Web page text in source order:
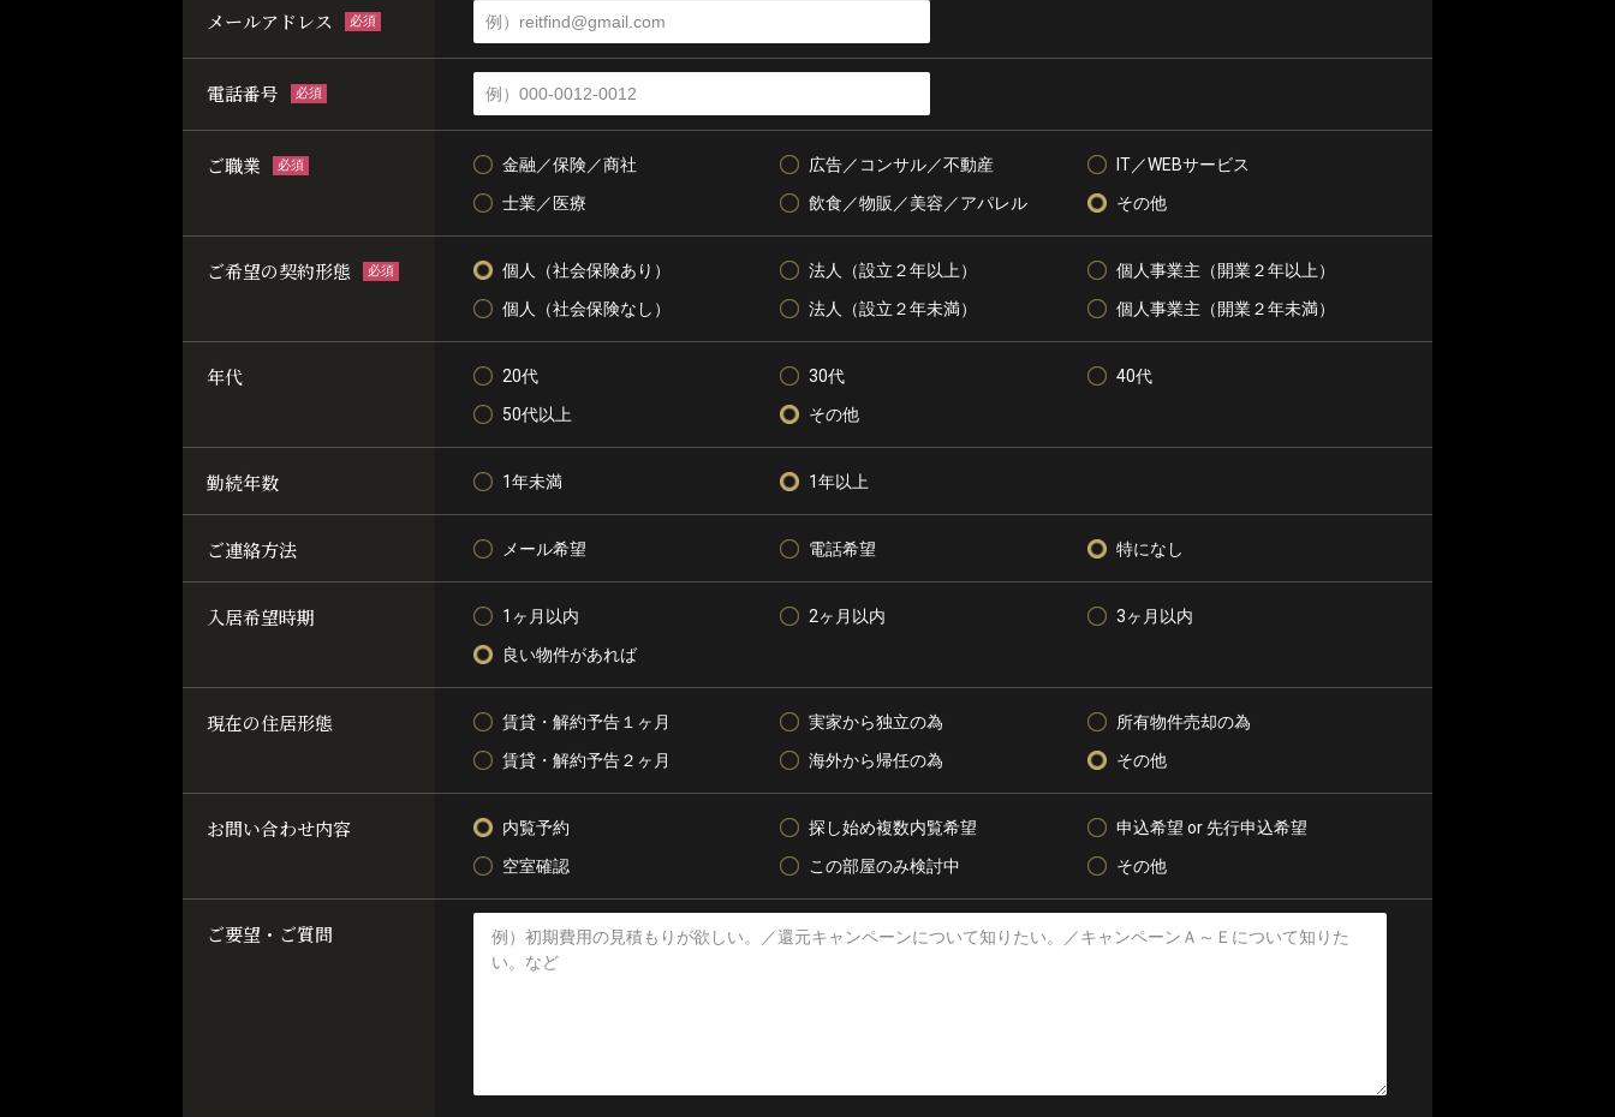
メールアドレス 必須
電話番号 必須
ご職業 必須 金融／保険／商社 広告／コンサル／不動産
IT／WEBサービス
士業／医療
飲食／物販／美容／アパレル その他
ご希望の契約形態 必須 個人（社会保険あり） 法人（設立２年以上）
個人事業主（開業２年以上）
個人（社会保険なし）
法人（設立２年未満） 個人事業主（開業２年未満）
年代 20代 30代
40代
50代以上
その他
勤続年数 1年未満 1年以上
ご連絡方法 メール希望 電話希望 特になし
入居希望時期 1ヶ月以内 2ヶ月以内
3ヶ月以内
良い物件があれば
現在の住居形態 賃貸・解約予告１ヶ月 実家から独立の為
所有物件売却の為
賃貸・解約予告２ヶ月
海外から帰任の為 その他
お問い合わせ内容 内覧予約 探し始め複数内覧希望
申込希望 or 先行申込希望
空室確認
この部屋のみ検討中 その他
ご要望・ご質問